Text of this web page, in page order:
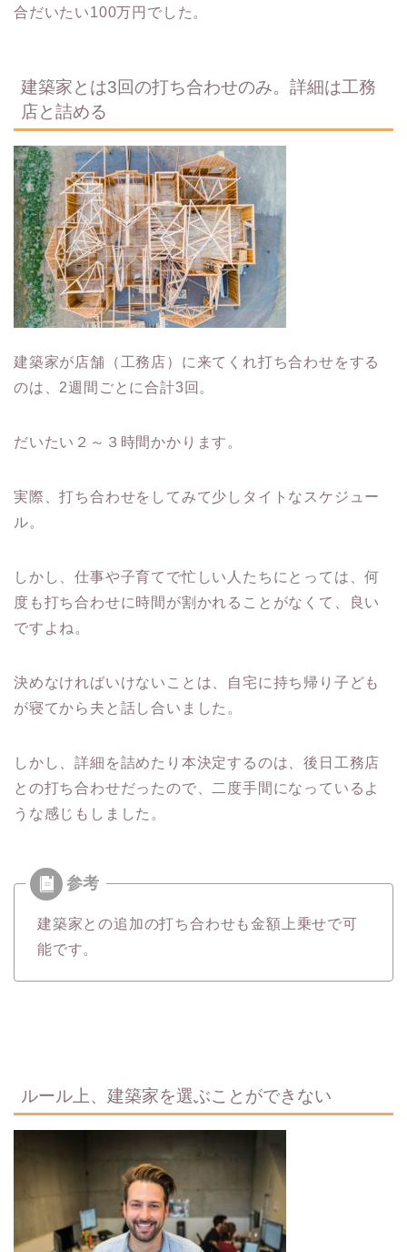
合だいたい100万円でした。
建築家とは3回の打ち合わせのみ。詳細は工務
店と詰める
建築家が店舗（工務店）に来てくれ打ち合わせをする
のは、2週間ごとに合計3回。
だいたい２～３時間かかります。
実際、打ち合わせをしてみて少しタイトなスケジュー
ル。
しかし、仕事や子育てで忙しい人たちにとっては、何
度も打ち合わせに時間が割かれることがなくて、良い
ですよね。
決めなければいけないことは、自宅に持ち帰り子ども
が寝てから夫と話し合いました。
しかし、詳細を詰めたり本決定するのは、後日工務店
との打ち合わせだったので、二度手間になっているよ
うな感じもしました。
建築家との追加の打ち合わせも金額上乗せで可
能です。
ルール上、建築家を選ぶことができない